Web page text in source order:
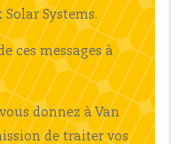
Solar Systems.
ces messages à
donnez à Van
de traiter vos